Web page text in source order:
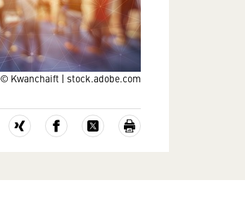
© Kwanchaift | stock.adobe.com